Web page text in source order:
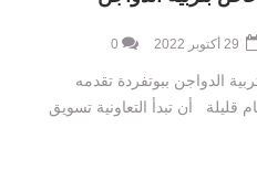
0
الدواجن ببوتفردة تقدمه
أن تبدأ التعاونية تسويق